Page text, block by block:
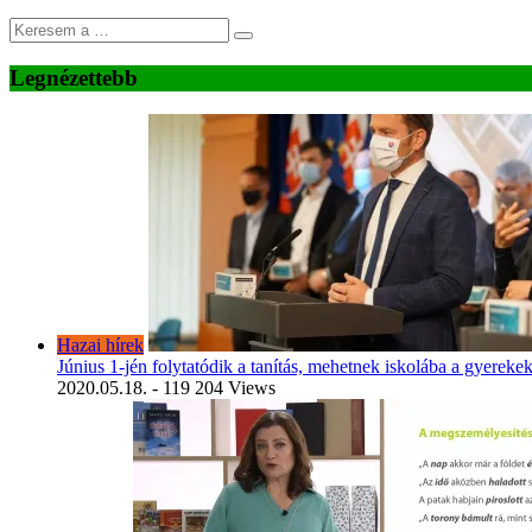
Legnézettebb
Hazai hírek
Június 1-jén folytatódik a tanítás, mehetnek iskolába a gyerekek
2020.05.18. - 119 204 Views